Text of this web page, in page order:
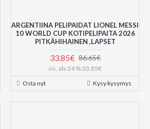
ARGENTIINA PELIPAIDAT LIONEL MESSI
10 WORLD CUP KOTIPELIPAITA 2026
PITKÄHIHAINEN ,LAPSET
33.85€ 86.65€
sis. alv 24 %:33.85€
Osta nyt
Kysy kysymys